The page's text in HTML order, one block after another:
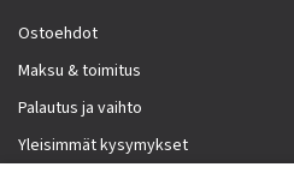
Ostoehdot
Maksu & toimitus
Palautus ja vaihto
Yleisimmät kysymykset